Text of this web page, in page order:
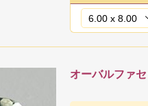
オーバルファ